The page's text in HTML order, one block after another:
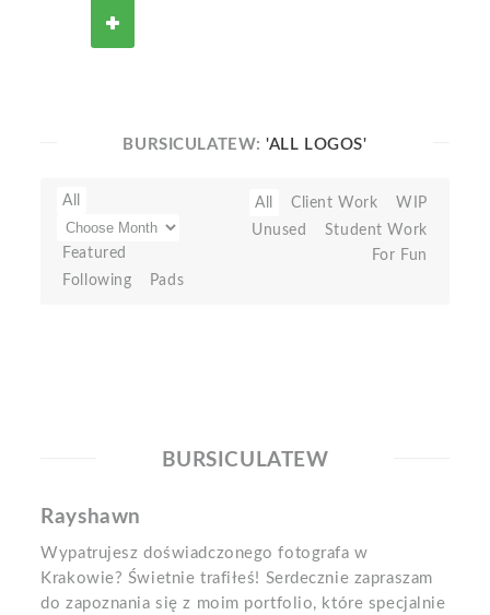
BURSICULATEW:'ALL LOGOS'
All
Featured
Following
Pads
All Client Work
WIP
Unused
Student Work
For Fun
BURSICULATEW
Rayshawn
Wypatrujesz doświadczonego fotografa w
Krakowie? Świetnie trafiłeś! Serdecznie zapraszam
do zapoznania się z moim portfolio, które specjalnie